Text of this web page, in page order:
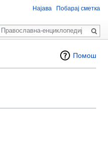
Помош
Најава Побарај сметка